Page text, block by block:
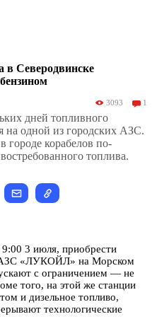
в Северодвинске
3093 1
дней топливного
на одной из городских АЗС.
городе корабелов по-
топлива.
3 июля, приобрести
АЗС «ЛУКОЙЛ» на Морском
с ограничением — не
того, на этой же станции
и дизельное топливо,
технологические